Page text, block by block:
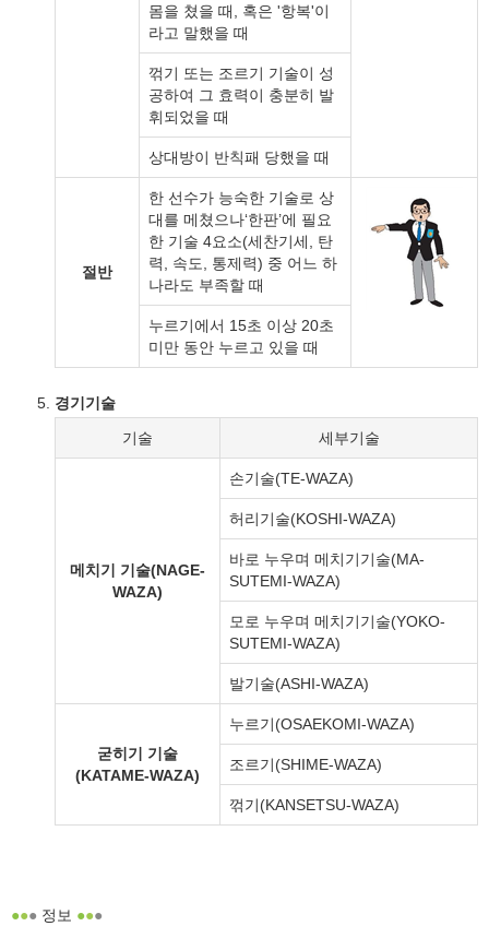
몸을 쳤을 때, 혹은 '항복'이
라고 말했을 때
꺾기 또는 조르기 기술이 성
공하여 그 효력이 충분히 발
휘되었을 때
상대방이 반칙패 당했을 때
절반
한 선수가 능숙한 기술로 상
대를 메쳤으나‘한판’에 필요
한 기술 4요소(세찬기세, 탄
력, 속도, 통제력) 중 어느 하
나라도 부족할 때
누르기에서 15초 이상 20초
미만 동안 누르고 있을 때
경기기술
기술
세부기술
메치기 기술(NAGE-
WAZA)
손기술(TE-WAZA)
허리기술(KOSHI-WAZA)
바로 누우며 메치기기술(MA-
SUTEMI-WAZA)
모로 누우며 메치기기술(YOKO-
SUTEMI-WAZA)
발기술(ASHI-WAZA)
굳히기 기술
(KATAME-WAZA)
누르기(OSAEKOMI-WAZA)
조르기(SHIME-WAZA)
꺾기(KANSETSU-WAZA)
●●● 정보 ●●●